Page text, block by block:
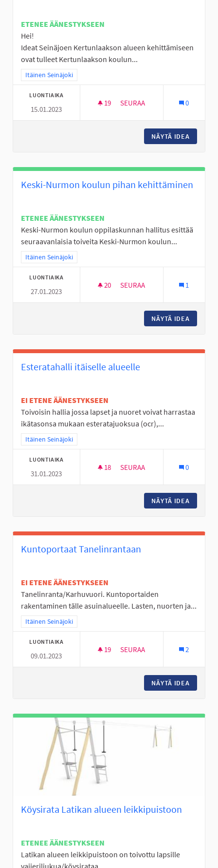
ETENEE ÄÄNESTYKSEEN
Hei!
Ideat Seinäjoen Kertunlaakson alueen kehittämiseen
ovat tulleet Kertunlaakson koulun...
Rajaa tulokset teeman mukaan: Itäinen Seinäjoki
Itäinen Seinäjoki
LUONTIAIKA
15.01.2023
19 19 SEURAAJAA
SEURAA 0
NÄYTÄ IDEA
Keski-Nurmon koulun pihan kehittäminen
ETENEE ÄÄNESTYKSEEN
Keski-Nurmon koulun oppilaskunnan hallitus esittää
seuraavanlaisia toiveita Keski-Nurmon koulun...
Rajaa tulokset teeman mukaan: Itäinen Seinäjoki
Itäinen Seinäjoki
LUONTIAIKA
27.01.2023
20 20 SEURAAJAA
SEURAA 1
NÄYTÄ IDEA
Esteratahalli itäiselle alueelle
EI ETENE ÄÄNESTYKSEEN
Toivoisin hallia jossa lapset ja nuoret voivat harrastaa
ikätasonsa mukaan esteratajuoksua (ocr),...
Rajaa tulokset teeman mukaan: Itäinen Seinäjoki
Itäinen Seinäjoki
LUONTIAIKA
31.01.2023
18 18 SEURAAJAA
SEURAA 0
NÄYTÄ IDEA
Kuntoportaat Tanelinrantaan
EI ETENE ÄÄNESTYKSEEN
Tanelinranta/Karhuvuori. Kuntoportaiden
rakentaminen tälle asuinalueelle. Lasten, nuorten ja...
Rajaa tulokset teeman mukaan: Itäinen Seinäjoki
Itäinen Seinäjoki
LUONTIAIKA
09.01.2023
19 19 SEURAAJAA
SEURAA 2
NÄYTÄ IDEA
Köysirata Latikan alueen leikkipuistoon
ETENEE ÄÄNESTYKSEEN
Latikan alueen leikkipuistoon on toivottu lapsille